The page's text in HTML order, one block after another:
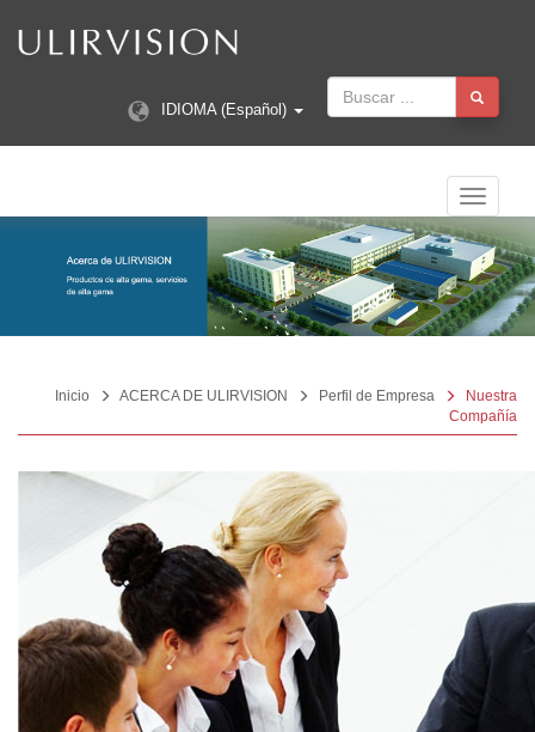
IDIOMA (Español)
Toggle
Inicio ACERCA DE ULIRVISION Perfil de Empresa
Nuestra
Compañía